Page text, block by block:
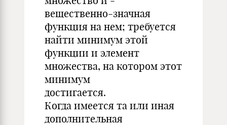
вещественно-значная
функция на нем; требуется
найти минимум этой
функции и элемент
множества, на котором этот
минимум
достигается.
Когда имеется та или иная
дополнительная